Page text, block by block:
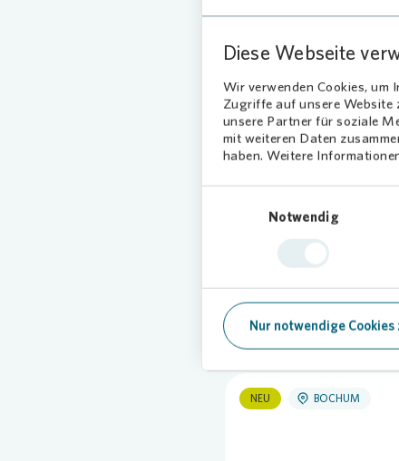
Diese Webseite
Wir verwenden Cookies, um
Zugriffe auf unsere Website
unsere Partner für soziale
mit weiteren Daten
haben. Weitere
Notwendig
Nur notwendige Cookies
NEU BOCHUM